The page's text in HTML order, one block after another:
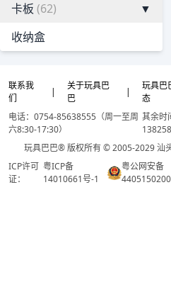
卡板 (62)
▼
收纳盒
联系我
们
|
关于玩具巴
巴
|
玩具巴
态
电话：0754-85638555（周一至周
六8:30-17:30）
其余时
玩具巴巴® 版权所有 © 2005-2029 汕
ICP许可
证：
粤ICP备
14010661号-1
粤公网安备